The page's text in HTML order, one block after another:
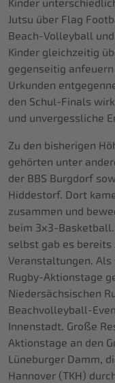
Kinder
Jutsu über Flag
Beach-Volleyball
Kinder gleichzeitig
gegenseitig
Urkunden
den Schul-Finals
und unvergessliche
Zu den bisherigen
gehörten unter
der BBS Burgdorf
Hiddestorf. Dort
zusammen und
beim 3x3-
selbst gab es
Veranstaltungen.
Rugby-Aktionstage
Niedersächsischen
Beachvolleyball-
Innenstadt. Große
Aktionstage an den
Lüneburger Damm,
Hannover (TKH)